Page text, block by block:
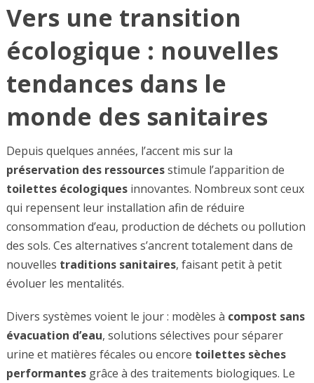
Vers une transition
écologique : nouvelles
tendances dans le
monde des sanitaires
Depuis quelques années, l’accent mis sur la
préservation des ressourcesstimule l’apparition de
toilettes écologiquesinnovantes. Nombreux sont ceux
qui repensent leur installation afin de réduire
consommation d’eau, production de déchets ou pollution
des sols. Ces alternatives s’ancrent totalement dans de
nouvelles traditions sanitaires, faisant petit à petit
évoluer les mentalités.
Divers systèmes voient le jour : modèles à compost sans
évacuation d’eau, solutions sélectives pour séparer
urine et matières fécales ou encore toilettes sèches
performantesgrâce à des traitements biologiques. Le